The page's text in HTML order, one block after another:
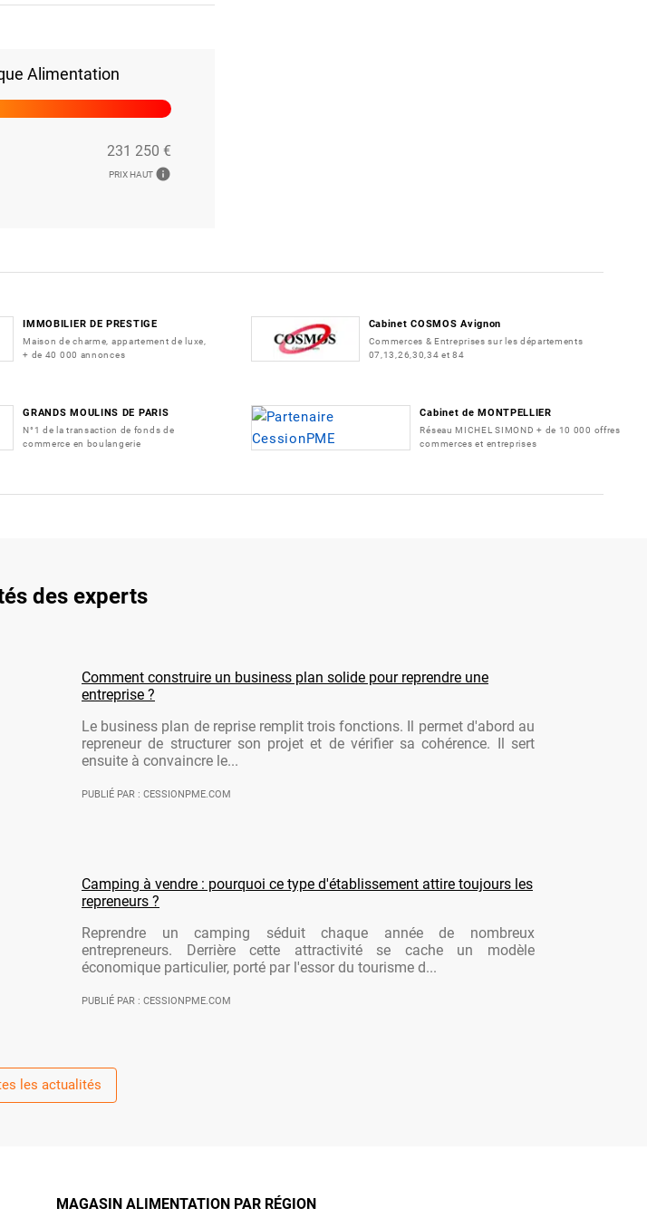
Alimentation
231 250 €
PRIX HAUT info
IMMOBILIER DE PRESTIGE
Maison de charme, appartement de luxe,
+ de 40 000 annonces
Cabinet COSMOS Avignon
Commerces & Entreprises sur les départements
07,13,26,30,34 et 84
GRANDS MOULINS DE PARIS
N°1 de la transaction de fonds de
commerce en boulangerie
Cabinet de MONTPELLIER
Réseau MICHEL SIMOND + de 10 000 offres
commerces et entreprises
des experts
Comment construire un business plan solide pour reprendre une
entreprise ?
Le business plan de reprise remplit trois fonctions. Il permet d'abord au
repreneur de structurer son projet et de vérifier sa cohérence. Il sert
ensuite à convaincre le...
PUBLIÉ PAR : CESSIONPME.COM
Camping à vendre : pourquoi ce type d'établissement attire toujours les
repreneurs ?
Reprendre un camping séduit chaque année de nombreux
entrepreneurs. Derrière cette attractivité se cache un modèle
économique particulier, porté par l'essor du tourisme d...
PUBLIÉ PAR : CESSIONPME.COM
les actualités
MAGASIN ALIMENTATION PAR RÉGION